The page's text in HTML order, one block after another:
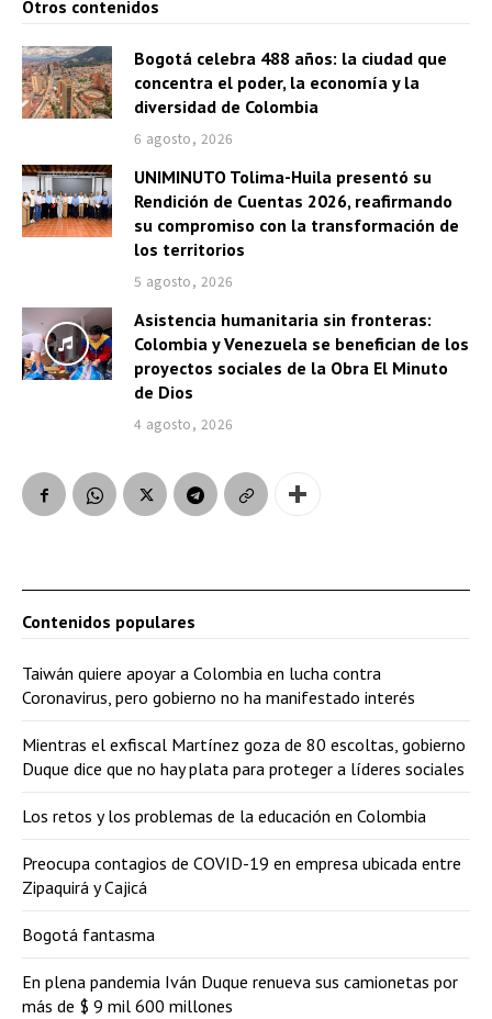
Otros contenidos
Bogotá celebra 488 años: la ciudad que
concentra el poder, la economía y la
diversidad de Colombia
6 agosto, 2026
UNIMINUTO Tolima-Huila presentó su
Rendición de Cuentas 2026, reafirmando
su compromiso con la transformación de
los territorios
5 agosto, 2026
Asistencia humanitaria sin fronteras:
Colombia y Venezuela se benefician de los
proyectos sociales de la Obra El Minuto
de Dios
4 agosto, 2026
Contenidos populares
Taiwán quiere apoyar a Colombia en lucha contra
Coronavirus, pero gobierno no ha manifestado interés
Mientras el exfiscal Martínez goza de 80 escoltas, gobierno
Duque dice que no hay plata para proteger a líderes sociales
Los retos y los problemas de la educación en Colombia
Preocupa contagios de COVID-19 en empresa ubicada entre
Zipaquirá y Cajicá
Bogotá fantasma
En plena pandemia Iván Duque renueva sus camionetas por
más de $ 9 mil 600 millones